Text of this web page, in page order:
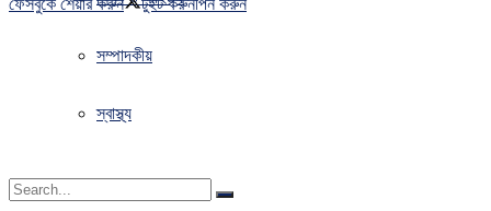
সম্পাদকীয়
স্বাস্থ্য